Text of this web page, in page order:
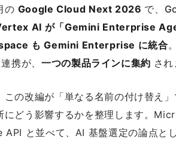
の Google Cloud Next 2026 で、
AI が「Gemini Enterprise
も Gemini Enterprise に統合
携が、 一つの製品ラインに集約 され
この改編が「単なる名前の付け替え
にどう影響するかを整理します。
と並べて、AI 基盤選定の論点と